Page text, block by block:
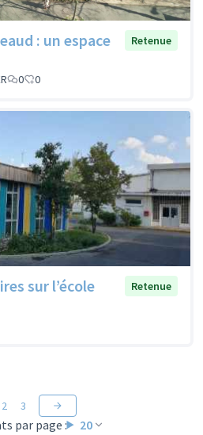
: un espace
Retenue
0 0
sur l’école
Retenue
par page : 20
2 3